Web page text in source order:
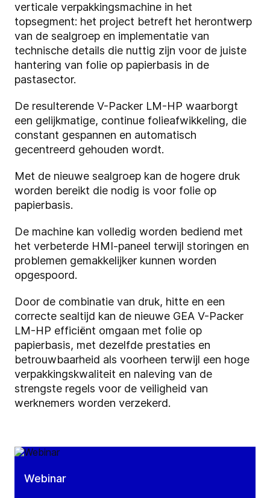
verticale verpakkingsmachine in het
topsegment: het project betreft het herontwerp
van de sealgroep en implementatie van
technische details die nuttig zijn voor de juiste
hantering van folie op papierbasis in de
pastasector.
De resulterende V-Packer LM-HP waarborgt
een gelijkmatige, continue folieafwikkeling, die
constant gespannen en automatisch
gecentreerd gehouden wordt.
Met de nieuwe sealgroep kan de hogere druk
worden bereikt die nodig is voor folie op
papierbasis.
De machine kan volledig worden bediend met
het verbeterde HMI-paneel terwijl storingen en
problemen gemakkelijker kunnen worden
opgespoord.
Door de combinatie van druk, hitte en een
correcte sealtijd kan de nieuwe GEA V-Packer
LM-HP efficiënt omgaan met folie op
papierbasis, met dezelfde prestaties en
betrouwbaarheid als voorheen terwijl een hoge
verpakkingskwaliteit en naleving van de
strengste regels voor de veiligheid van
werknemers worden verzekerd.
Webinar